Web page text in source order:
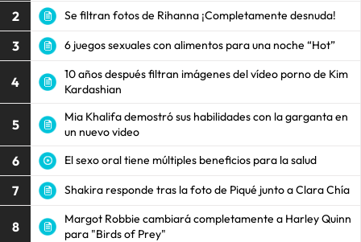
2 Se filtran fotos de Rihanna ¡Completamente desnuda!
3 6 juegos sexuales con alimentos para una noche “Hot”
4
10 años después filtran imágenes del vídeo porno de Kim
Kardashian
5
Mia Khalifa demostró sus habilidades con la garganta en
un nuevo video
6 El sexo oral tiene múltiples beneficios para la salud
7 Shakira responde tras la foto de Piqué junto a Clara Chía
8
Margot Robbie cambiará completamente a Harley Quinn
para "Birds of Prey"